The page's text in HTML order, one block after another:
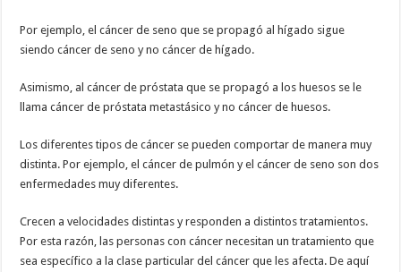
Por ejemplo, el cáncer de seno que se propagó al hígado sigue
siendo cáncer de seno y no cáncer de hígado.
Asimismo, al cáncer de próstata que se propagó a los huesos se le
llama cáncer de próstata metastásico y no cáncer de huesos.
Los diferentes tipos de cáncer se pueden comportar de manera muy
distinta. Por ejemplo, el cáncer de pulmón y el cáncer de seno son dos
enfermedades muy diferentes.
Crecen a velocidades distintas y responden a distintos tratamientos.
Por esta razón, las personas con cáncer necesitan un tratamiento que
sea específico a la clase particular del cáncer que les afecta. De aquí